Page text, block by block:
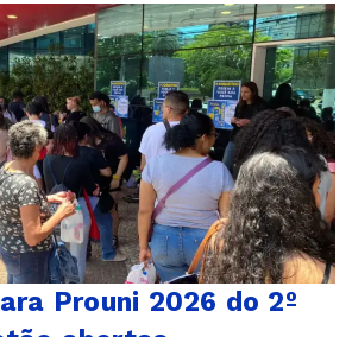
Prouni 2026 do 2º